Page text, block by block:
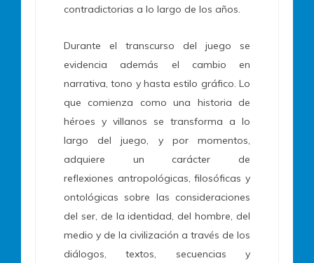
contradictorias a lo largo de los años.
Durante el transcurso del juego se
evidencia además el cambio en
narrativa, tono y hasta estilo gráfico. Lo
que comienza como una historia de
héroes y villanos se transforma a lo
largo del juego, y por momentos,
adquiere un carácter de
reflexiones antropológicas, filosóficas y
ontológicas sobre las consideraciones
del ser, de la identidad, del hombre, del
medio y de la civilización a través de los
diálogos, textos, secuencias y